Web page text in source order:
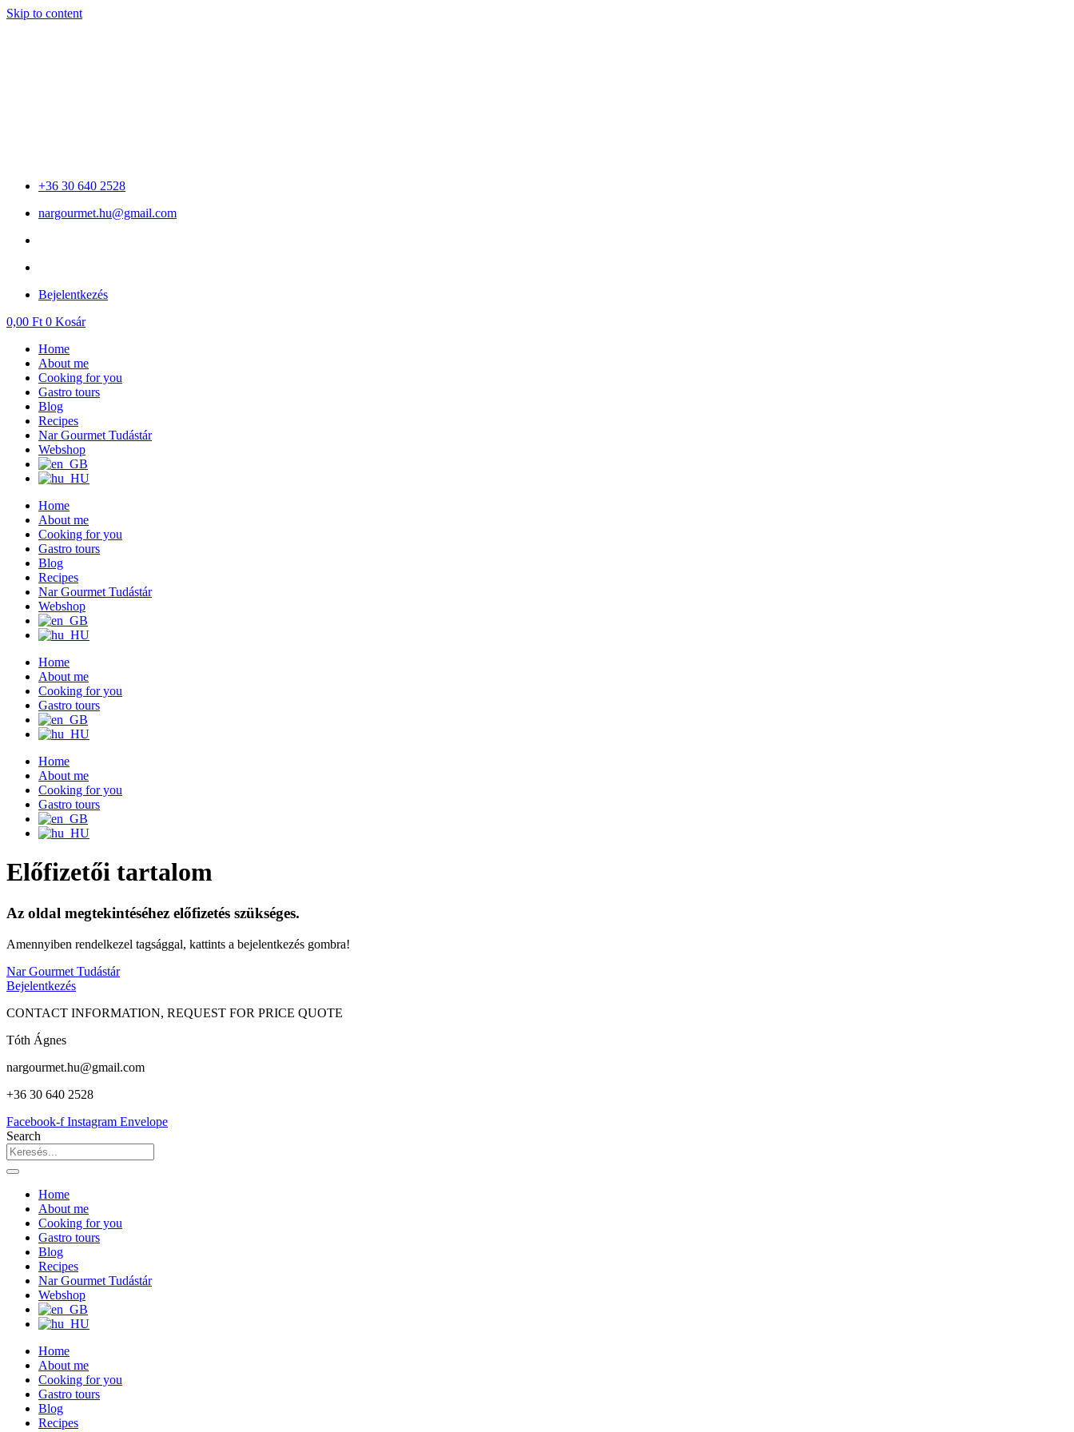
Skip to content
+36 30 640 2528
nargourmet.hu@gmail.com
Bejelentkezés
0,00 Ft 0 Kosár
Home
About me
Cooking for you
Gastro tours
Blog
Recipes
Nar Gourmet Tudástár
Webshop
Home
About me
Cooking for you
Gastro tours
Blog
Recipes
Nar Gourmet Tudástár
Webshop
Home
About me
Cooking for you
Gastro tours
Home
About me
Cooking for you
Gastro tours
Előfizetői tartalom
Az oldal megtekintéséhez előfizetés szükséges.
Amennyiben rendelkezel tagsággal, kattints a bejelentkezés gombra!
Nar Gourmet Tudástár
Bejelentkezés
CONTACT INFORMATION, REQUEST FOR PRICE QUOTE
Tóth Ágnes
nargourmet.hu@gmail.com
+36 30 640 2528
Facebook-f Instagram Envelope
Search
Home
About me
Cooking for you
Gastro tours
Blog
Recipes
Nar Gourmet Tudástár
Webshop
Home
About me
Cooking for you
Gastro tours
Blog
Recipes